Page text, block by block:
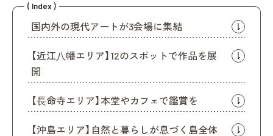
( Index )
国内外の現代アートが3会場に集結
【近江⼋幡エリア】12のスポットで作品を展
開
【⻑命寺エリア】本堂やカフェで鑑賞を
【沖島エリア】自然と暮らしが息づく島全体